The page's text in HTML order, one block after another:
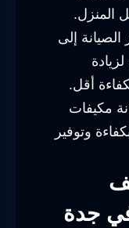
المنزل.
إلى
أقل.
مكيفات
وتوفير
جدة